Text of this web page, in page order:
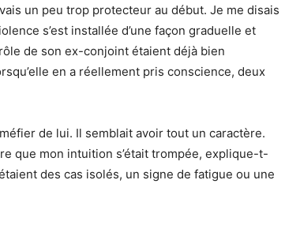
un peu trop protecteur au début. Je me disais
s’est installée d’une façon graduelle et
de son ex-conjoint étaient déjà bien
en a réellement pris conscience, deux
de lui. Il semblait avoir tout un caractère.
que mon intuition s’était trompée, explique-t-
des cas isolés, un signe de fatigue ou une